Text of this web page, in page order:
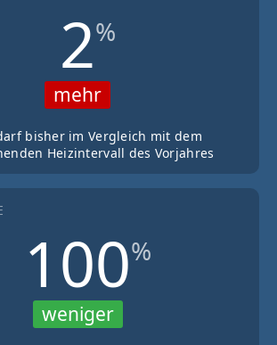
2%
mehr
bisher im Vergleich mit dem
Heizintervall des Vorjahres
100%
weniger